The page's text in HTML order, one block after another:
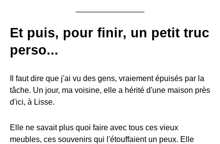
Et puis, pour finir, un petit truc
perso...
Il faut dire que j'ai vu des gens, vraiement épuisés par la
tâche. Un jour, ma voisine, elle a hérité d'une maison près
d'ici, à Lisse.
Elle ne savait plus quoi faire avec tous ces vieux
meubles, ces souvenirs qui l'étouffaient un peux. Elle